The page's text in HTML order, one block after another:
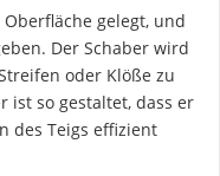
gelegt, und
Der Schaber wird
oder Klöße zu
ist so gestaltet, dass er
des Teigs effizient